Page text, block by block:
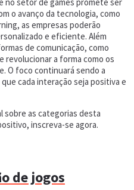
o avanço da tecnologia, como
as empresas poderão
e eficiente. Além
de comunicação, como
revolucionar a forma como os
O foco continuará sendo a
cada interação seja positiva e
sobre as categorias desta
inscreva-se agora.
de jogos